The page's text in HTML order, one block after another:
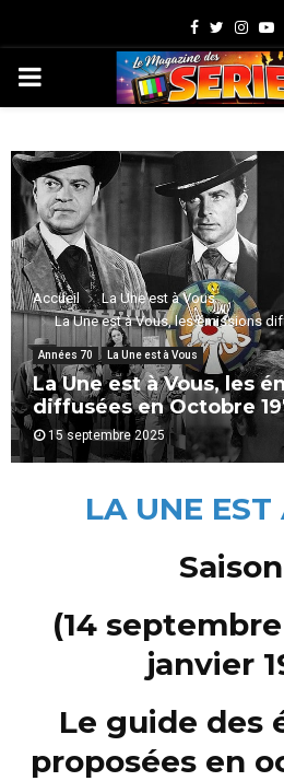
Facebook
Twitter
PRIMARY
Accueil
La Une est à Vous
La Une est à Vous, les émissions
Années 70 La Une est à Vous
La Une est à Vous, les
diffusées en Octobre
15 septembre 2025
LA UNE EST
(14
janvier
Le guide des
proposées en